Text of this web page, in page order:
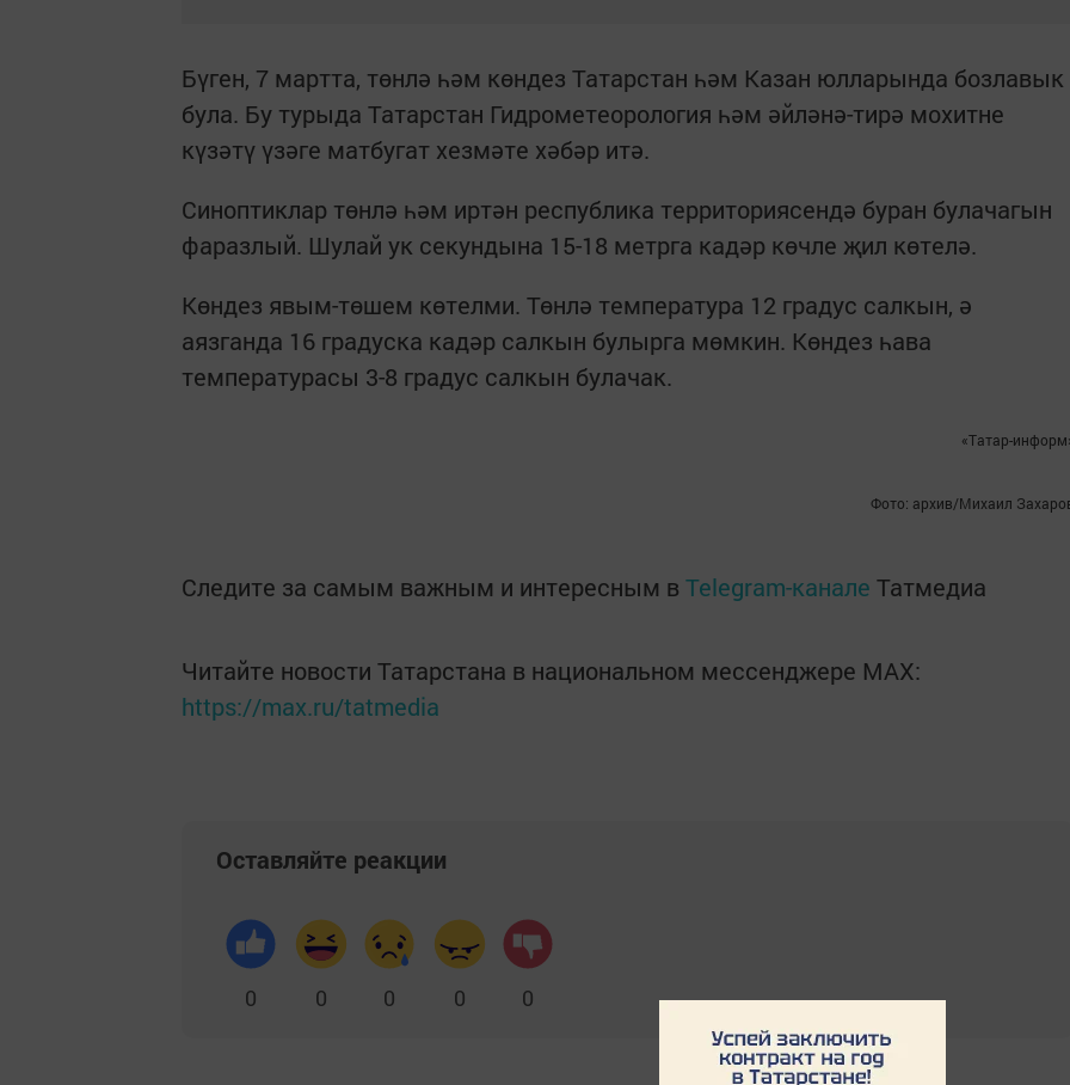
Бүген, 7 мартта, төнлә һәм көндез Татарстан һәм Казан юлларында бозлавык
була. Бу турыда Татарстан Гидрометеорология һәм әйләнә-тирә мохитне
күзәтү үзәге матбугат хезмәте хәбәр итә.
Синоптиклар төнлә һәм иртән республика территориясендә буран булачагын
фаразлый. Шулай ук секундына 15-18 метрга кадәр көчле җил көтелә.
Көндез явым-төшем көтелми. Төнлә температура 12 градус салкын, ә
аязганда 16 градуска кадәр салкын булырга мөмкин. Көндез һава
температурасы 3-8 градус салкын булачак.
«Татар-
Фото: архив/Михаил
Следите за самым важным и интересным в Telegram-канале Татмедиа
Читайте новости Татарстана в национальном мессенджере MАХ:
https://max.ru/tatmedia
Оставляйте реакции
0 0 0 0 0